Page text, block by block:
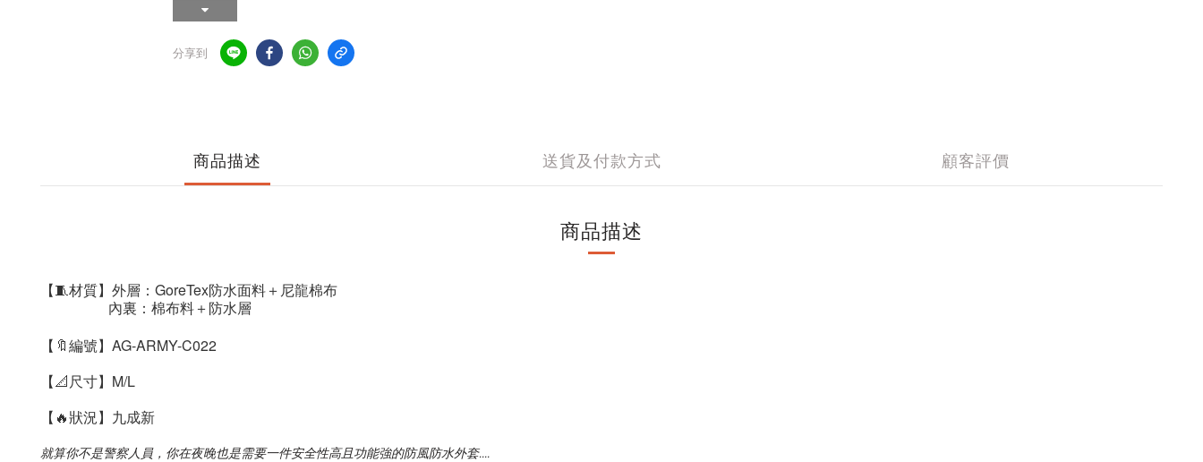
分享到
商品描述 送貨及付款方式 顧客評價
商品描述
【🧵材質】外層：GoreTex防水面料＋尼龍棉布
                   內裏：棉布料＋防水層
【🔖編號】AG-ARMY-C022
【📐尺寸】M/L
【🔥狀況】九成新
就算你不是警察人員，你在夜晚也是需要一件安全性高且功能強的防風防水外套....